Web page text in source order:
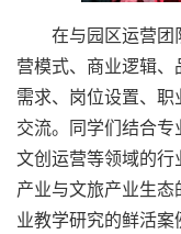
在与园区运营团
营模式、商业逻辑
需求、岗位设置、职
交流。同学们结合专
文创运营等领域的行
产业与文旅产业生
业教学研究的鲜活案